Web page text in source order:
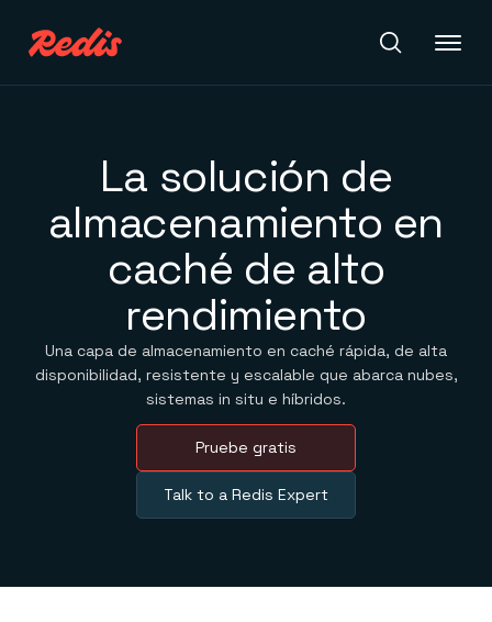
Productos
Créalos sobre datos y contexto actualizados que mejoran
con el tiempo.
Redis Cloud
Totalmente administrado. Funciona con Google Cloud,
Software autogestionado. Fiabilidad y cumplimiento de
nivel empresarial.
Memoria gestionada para almacenar estado y contexto
CONECTA
Casos de éxito
Servicios profesionales
Centro de demostraciones
Tutoriales
Documentos
Reserva una reunión
La solución de
almacenamiento en
caché de alto
rendimiento
Una capa de almacenamiento en caché rápida, de alta
disponibilidad, resistente y escalable que abarca nubes,
sistemas in situ e híbridos.
Pruebe gratis
Talk to a Redis Expert